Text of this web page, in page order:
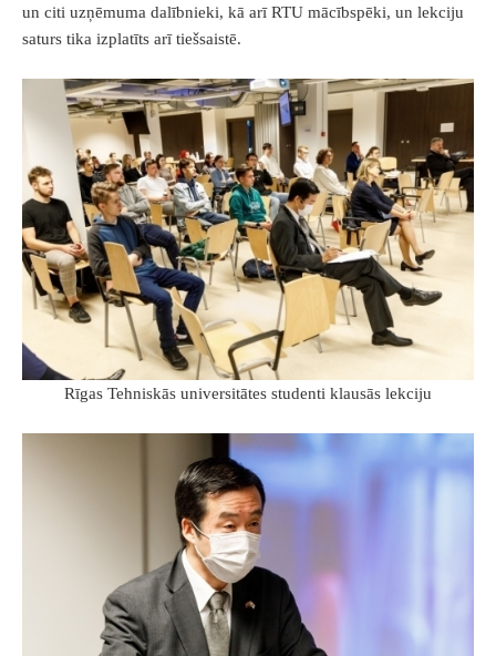
un citi uzņēmuma dalībnieki, kā arī RTU mācībspēki, un lekciju
saturs tika izplatīts arī tiešsaistē.
Rīgas Tehniskās universitātes studenti klausās lekciju